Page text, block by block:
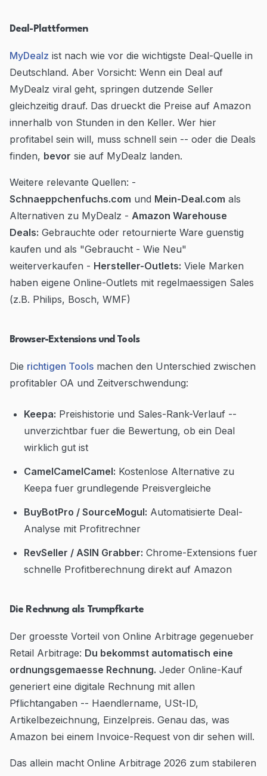
Deal-Plattformen
MyDealz ist nach wie vor die wichtigste Deal-Quelle in
Deutschland. Aber Vorsicht: Wenn ein Deal auf
MyDealz viral geht, springen dutzende Seller
gleichzeitig drauf. Das drueckt die Preise auf Amazon
innerhalb von Stunden in den Keller. Wer hier
profitabel sein will, muss schnell sein -- oder die Deals
finden, bevor sie auf MyDealz landen.
Weitere relevante Quellen: -
Schnaeppchenfuchs.com und Mein-Deal.com als
Alternativen zu MyDealz - Amazon Warehouse
Deals: Gebrauchte oder retournierte Ware guenstig
kaufen und als "Gebraucht - Wie Neu"
weiterverkaufen - Hersteller-Outlets: Viele Marken
haben eigene Online-Outlets mit regelmaessigen Sales
(z.B. Philips, Bosch, WMF)
Browser-Extensions und Tools
Die richtigen Tools machen den Unterschied zwischen
profitabler OA und Zeitverschwendung:
Keepa: Preishistorie und Sales-Rank-Verlauf --
unverzichtbar fuer die Bewertung, ob ein Deal
wirklich gut ist
CamelCamelCamel: Kostenlose Alternative zu
Keepa fuer grundlegende Preisvergleiche
BuyBotPro / SourceMogul: Automatisierte Deal-
Analyse mit Profitrechner
RevSeller / ASIN Grabber: Chrome-Extensions fuer
schnelle Profitberechnung direkt auf Amazon
Die Rechnung als Trumpfkarte
Der groesste Vorteil von Online Arbitrage gegenueber
Retail Arbitrage: Du bekommst automatisch eine
ordnungsgemaesse Rechnung. Jeder Online-Kauf
generiert eine digitale Rechnung mit allen
Pflichtangaben -- Haendlername, USt-ID,
Artikelbezeichnung, Einzelpreis. Genau das, was
Amazon bei einem Invoice-Request von dir sehen will.
Das allein macht Online Arbitrage 2026 zum stabileren